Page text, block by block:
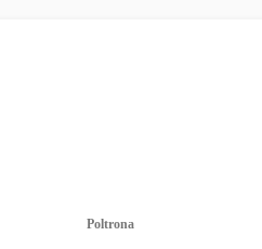
Poltrona